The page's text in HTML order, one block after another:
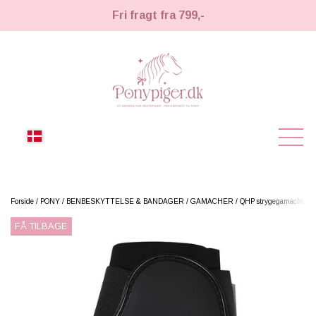
Fri fragt fra 799,-
NYHEDER
KÆPHESTE
STRIGLER & TILBEHØR
LEMIEUX TOY PONY
TIL HESTEPIGER
Forside PONY BENBESKYTTELSE & BANDAGER GAMACHER QHP strygegamache -
FÅ TILBAGE